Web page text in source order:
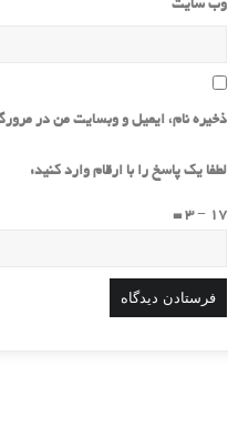
وب‌ سایت
ذخیره نام، ایمیل و وبسایت من در
لطفا یک پاسخ را با ارقام وارد کنید:
17 − 3 =